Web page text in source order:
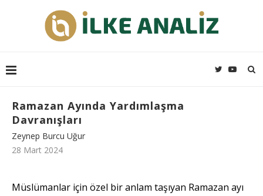
Ramazan Ayında Yardımlaşma
Davranışları
Zeynep Burcu Uğur
28 Mart 2024
Müslümanlar için özel bir anlam taşıyan Ramazan ayı